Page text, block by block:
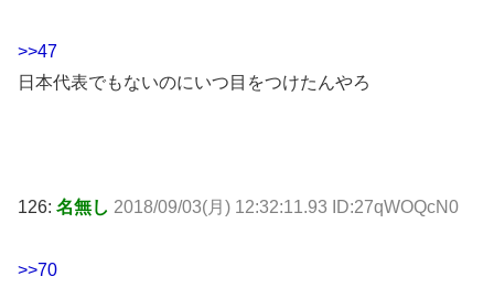
>>47
日本代表でもないのにいつ目をつけたんやろ
126: 名無し 2018/09/03(月) 12:32:11.93 ID:27qWOQcN0
>>70